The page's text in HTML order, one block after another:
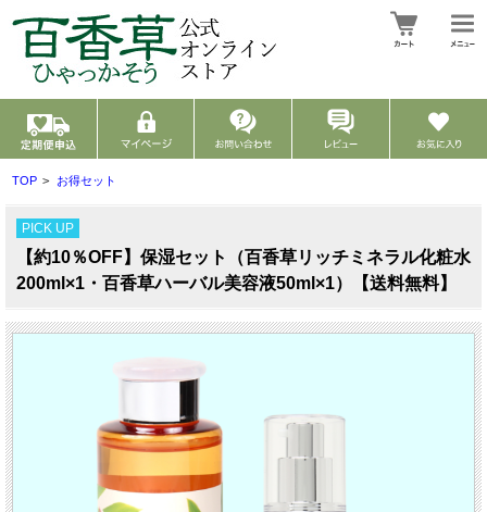
TOP > お得セット
PICK UP
【約10％OFF】保湿セット（百香草リッチミネラル化粧水
200ml×1・百香草ハーバル美容液50ml×1）【送料無料】